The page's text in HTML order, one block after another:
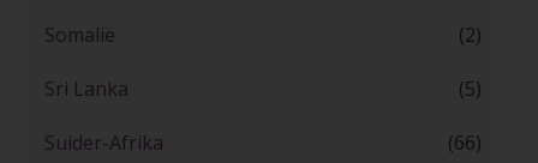
Somalië (2)
Sri Lanka (5)
Suider-Afrika (66)